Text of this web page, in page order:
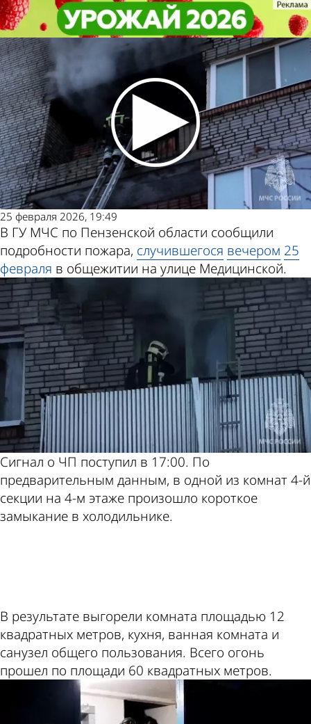
Из пожара на Медицинской
спасли семерых человек
Происшествия
25 февраля 2026, 19:49
В ГУ МЧС по Пензенской области сообщили
подробности пожара, случившегося вечером 25
февраля в общежитии на улице Медицинской.
Сигнал о ЧП поступил в 17:00. По
предварительным данным, в одной из комнат 4-й
секции на 4-м этаже произошло короткое
замыкание в холодильнике.
В результате выгорели комната площадью 12
квадратных метров, кухня, ванная комната и
санузел общего пользования. Всего огонь
прошел по площади 60 квадратных метров.
Из пожара на Медицинской
спасли семерых человек
Происшествия
Другие новости
по теме
Погода и курсы
валют в Пензе